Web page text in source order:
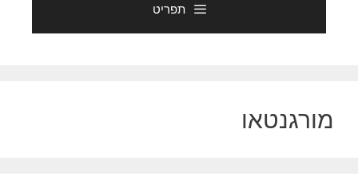
תפריט
מורגנטאו